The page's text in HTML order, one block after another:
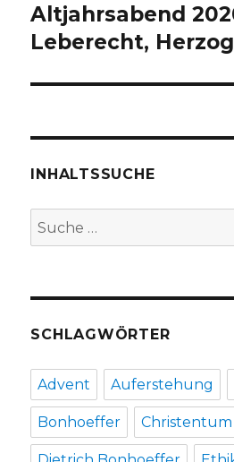
Beitrag:
Altjahrsabend
Leberecht,
INHALTSSUCHE
Suche
nach:
SCHLAGWÖRTER
Advent Auferstehung
Bonhoeffer Christentum